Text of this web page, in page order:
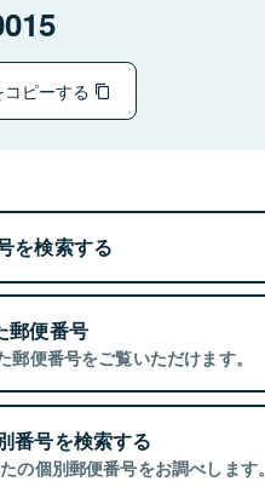
ピーする
を検索する
郵便番号
郵便番号をご覧いただけます。
番号を検索する
の個別郵便番号をお調べします。